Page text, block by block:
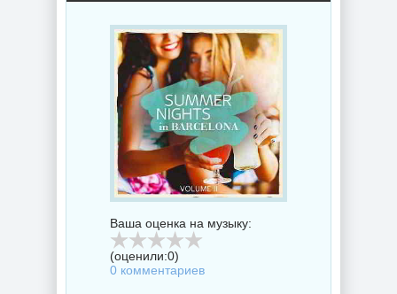
Ваша оценка на музыку:
(оценили:0)
0 комментариев